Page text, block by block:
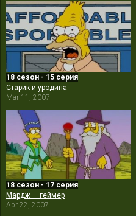
18 сезон - 15 серия
Старик и уродина
Mar 11, 2007
18 сезон - 17 серия
Мардж — геймер
Apr 22, 2007